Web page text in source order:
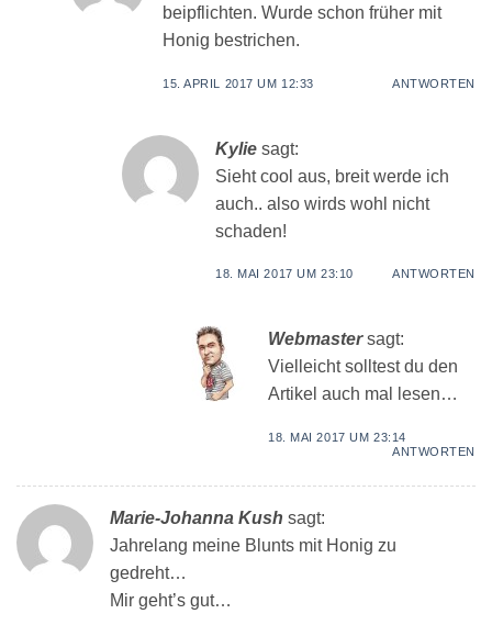
beipflichten. Wurde schon früher mit
Honig bestrichen.
15. APRIL 2017 UM 12:33 ANTWORTEN
Kylie sagt:
Sieht cool aus, breit werde ich
auch.. also wirds wohl nicht
schaden!
18. MAI 2017 UM 23:10 ANTWORTEN
Webmaster sagt:
Vielleicht solltest du den
Artikel auch mal lesen…
18. MAI 2017 UM 23:14
ANTWORTEN
Marie-Johanna Kush sagt:
Jahrelang meine Blunts mit Honig zu
gedreht…
Mir geht’s gut…